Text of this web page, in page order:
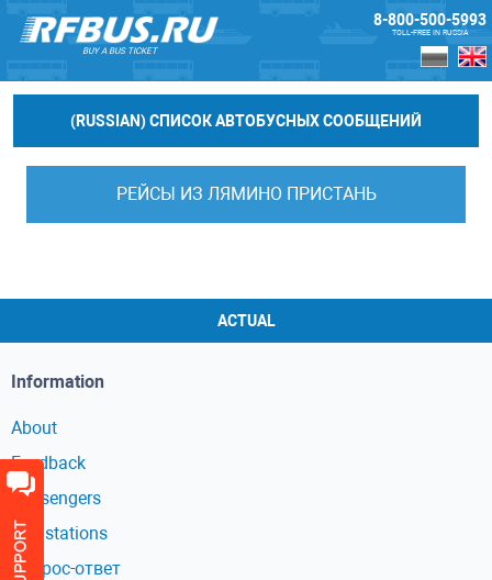
BUY A BUS TICKET
8-800-500-5993
TOLL-FREE IN RUSSIA
(RUSSIAN) СПИСОК АВТОБУСНЫХ СООБЩЕНИЙ
РЕЙСЫ ИЗ ЛЯМИНО ПРИСТАНЬ
ACTUAL
Information
About
Feedback
Passengers
Bus stations
Вопрос-ответ